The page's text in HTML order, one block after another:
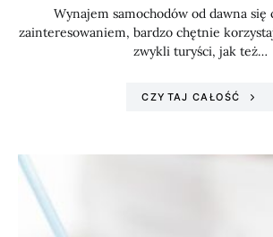
Wynajem samochodów od dawna się
zainteresowaniem, bardzo chętnie
zwykli turyści, jak też…
CZYTAJ CAŁOŚĆ